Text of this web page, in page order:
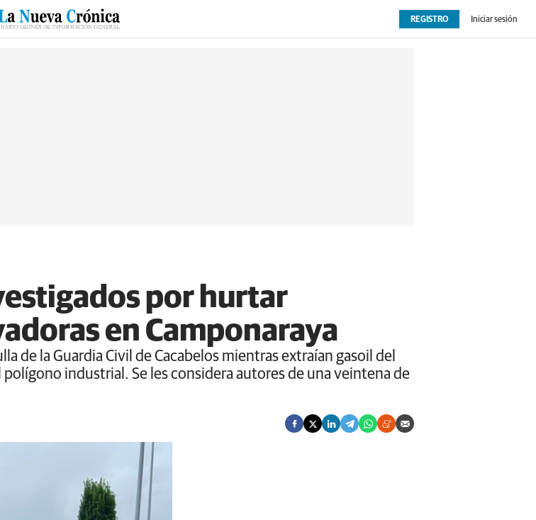
CULTURAS ESPECIALES DEPORTES OPINIÓN EXTRAS
REGISTRO Iniciar sesión
por hurtar
en Camponaraya
de la Guardia Civil de Cacabelos mientras extraían gasoil del
industrial. Se les considera autores de una veintena de